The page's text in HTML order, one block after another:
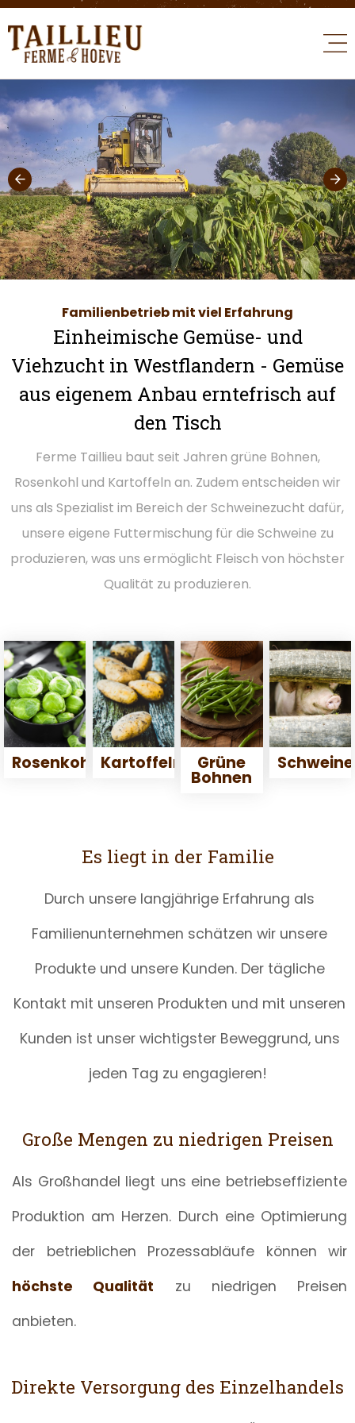
Familienbetrieb mit viel Erfahrung
Einheimische Gemüse- und
Viehzucht in Westflandern - Gemüse
aus eigenem Anbau erntefrisch auf
den Tisch
Ferme Taillieu baut seit Jahren grüne Bohnen,
Rosenkohl und Kartoffeln an. Zudem entscheiden wir
uns als Spezialist im Bereich der Schweinezucht dafür,
unsere eigene Futtermischung für die Schweine zu
produzieren, was uns ermöglicht Fleisch von höchster
Qualität zu produzieren.
Rosenkohl Kartoffeln Grüne
Bohnen
Schweine
Es liegt in der Familie
Durch unsere langjährige Erfahrung als
Familienunternehmen schätzen wir unsere
Produkte und unsere Kunden. Der tägliche
Kontakt mit unseren Produkten und mit unseren
Kunden ist unser wichtigster Beweggrund, uns
jeden Tag zu engagieren!
Große Mengen zu niedrigen Preisen
Als Großhandel liegt uns eine betriebseffiziente
Produktion am Herzen. Durch eine Optimierung
der betrieblichen Prozessabläufe können wir
höchste Qualität zu niedrigen Preisen
anbieten.
Direkte Versorgung des Einzelhandels